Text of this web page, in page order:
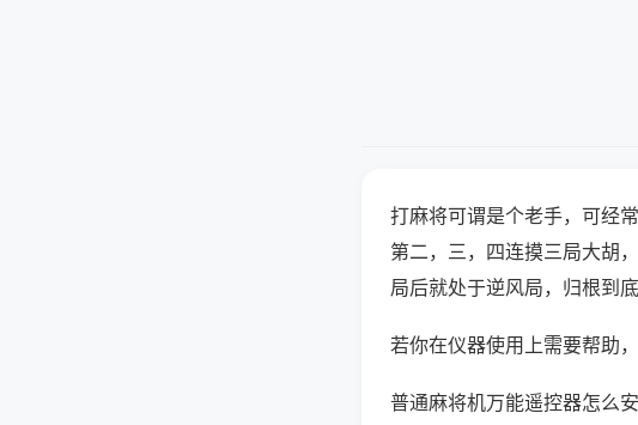
打麻将可谓是个老手，可经
第二，三，四连摸三局大胡
局后就处于逆风局，归根到底
若你在仪器使用上需要帮助
普通麻将机万能遥控器怎么